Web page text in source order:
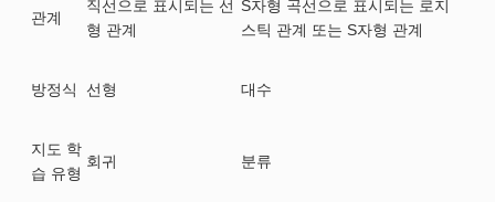
관계
직선으로 표시되는 선
형 관계
S자형 곡선으로 표시되는 로지
스틱 관계 또는 S자형 관계
방정식 선형 대수
지도 학
습 유형
회귀 분류